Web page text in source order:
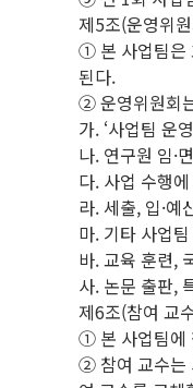
제5조(운영위
① 본 사업팀은
된다.
② 운영위원회
가. ‘사업팀 운
나. 연구원 임·
다. 사업 수행
라. 세출, 입·
마. 기타 사업
바. 교육 훈련,
사. 논문 출판,
제6조(참여 교
① 본 사업팀에
② 참여 교수는